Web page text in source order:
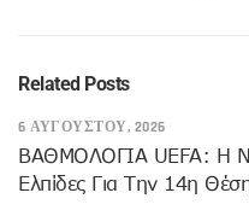
Related Posts
6 ΑΥΓΟΎΣΤΟΥ, 2026
ΒΑΘΜΟΛΟΓΙΑ UEFA: Η
Ελπίδες Για Την 14η